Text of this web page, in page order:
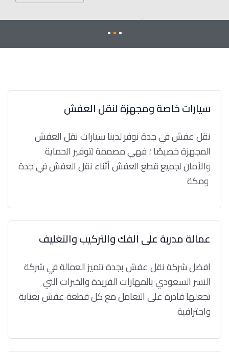
سيارات خاصة ومجهزة لنقل العفش
نقل عفش في جدة نوفر لدينا سيارات نقل العفش
المجهزة خصيصًا ؛ فهي مصممة لتوفير الحماية
والأمان لجميع قطع العفش أثناء نقل العفش في جدة
عمالة مدربة على الفك والتركيب والتغليف
افضل شركة نقل عفش بجدة تتميز العمالة في شركة
النسر السعودي بالمهارات الفريدة والخبرات التي
تجعلها قادرة على التعامل مع كل قطعة عفش بعناية
واحترافية